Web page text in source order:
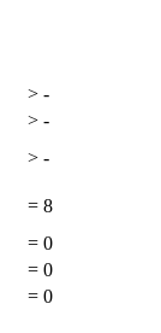
> -
> -
> -
= 8
= 0
= 0
= 0